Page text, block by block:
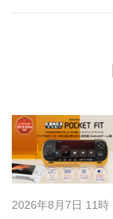
2026年8月7日 11時